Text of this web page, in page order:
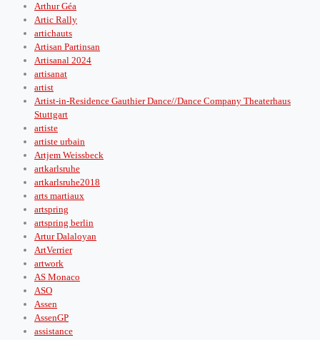
Arthur Géa
Artic Rally
artichauts
Artisan Partinsan
Artisanal 2024
artisanat
artist
Artist-in-Residence Gauthier Dance//Dance Company Theaterhaus
Stuttgart
artiste
artiste urbain
Artjem Weissbeck
artkarlsruhe
artkarlsruhe2018
arts martiaux
artspring
artspring berlin
Artur Dalaloyan
ArtVerrier
artwork
AS Monaco
ASO
Assen
AssenGP
assistance